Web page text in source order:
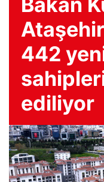
442
ediliyor